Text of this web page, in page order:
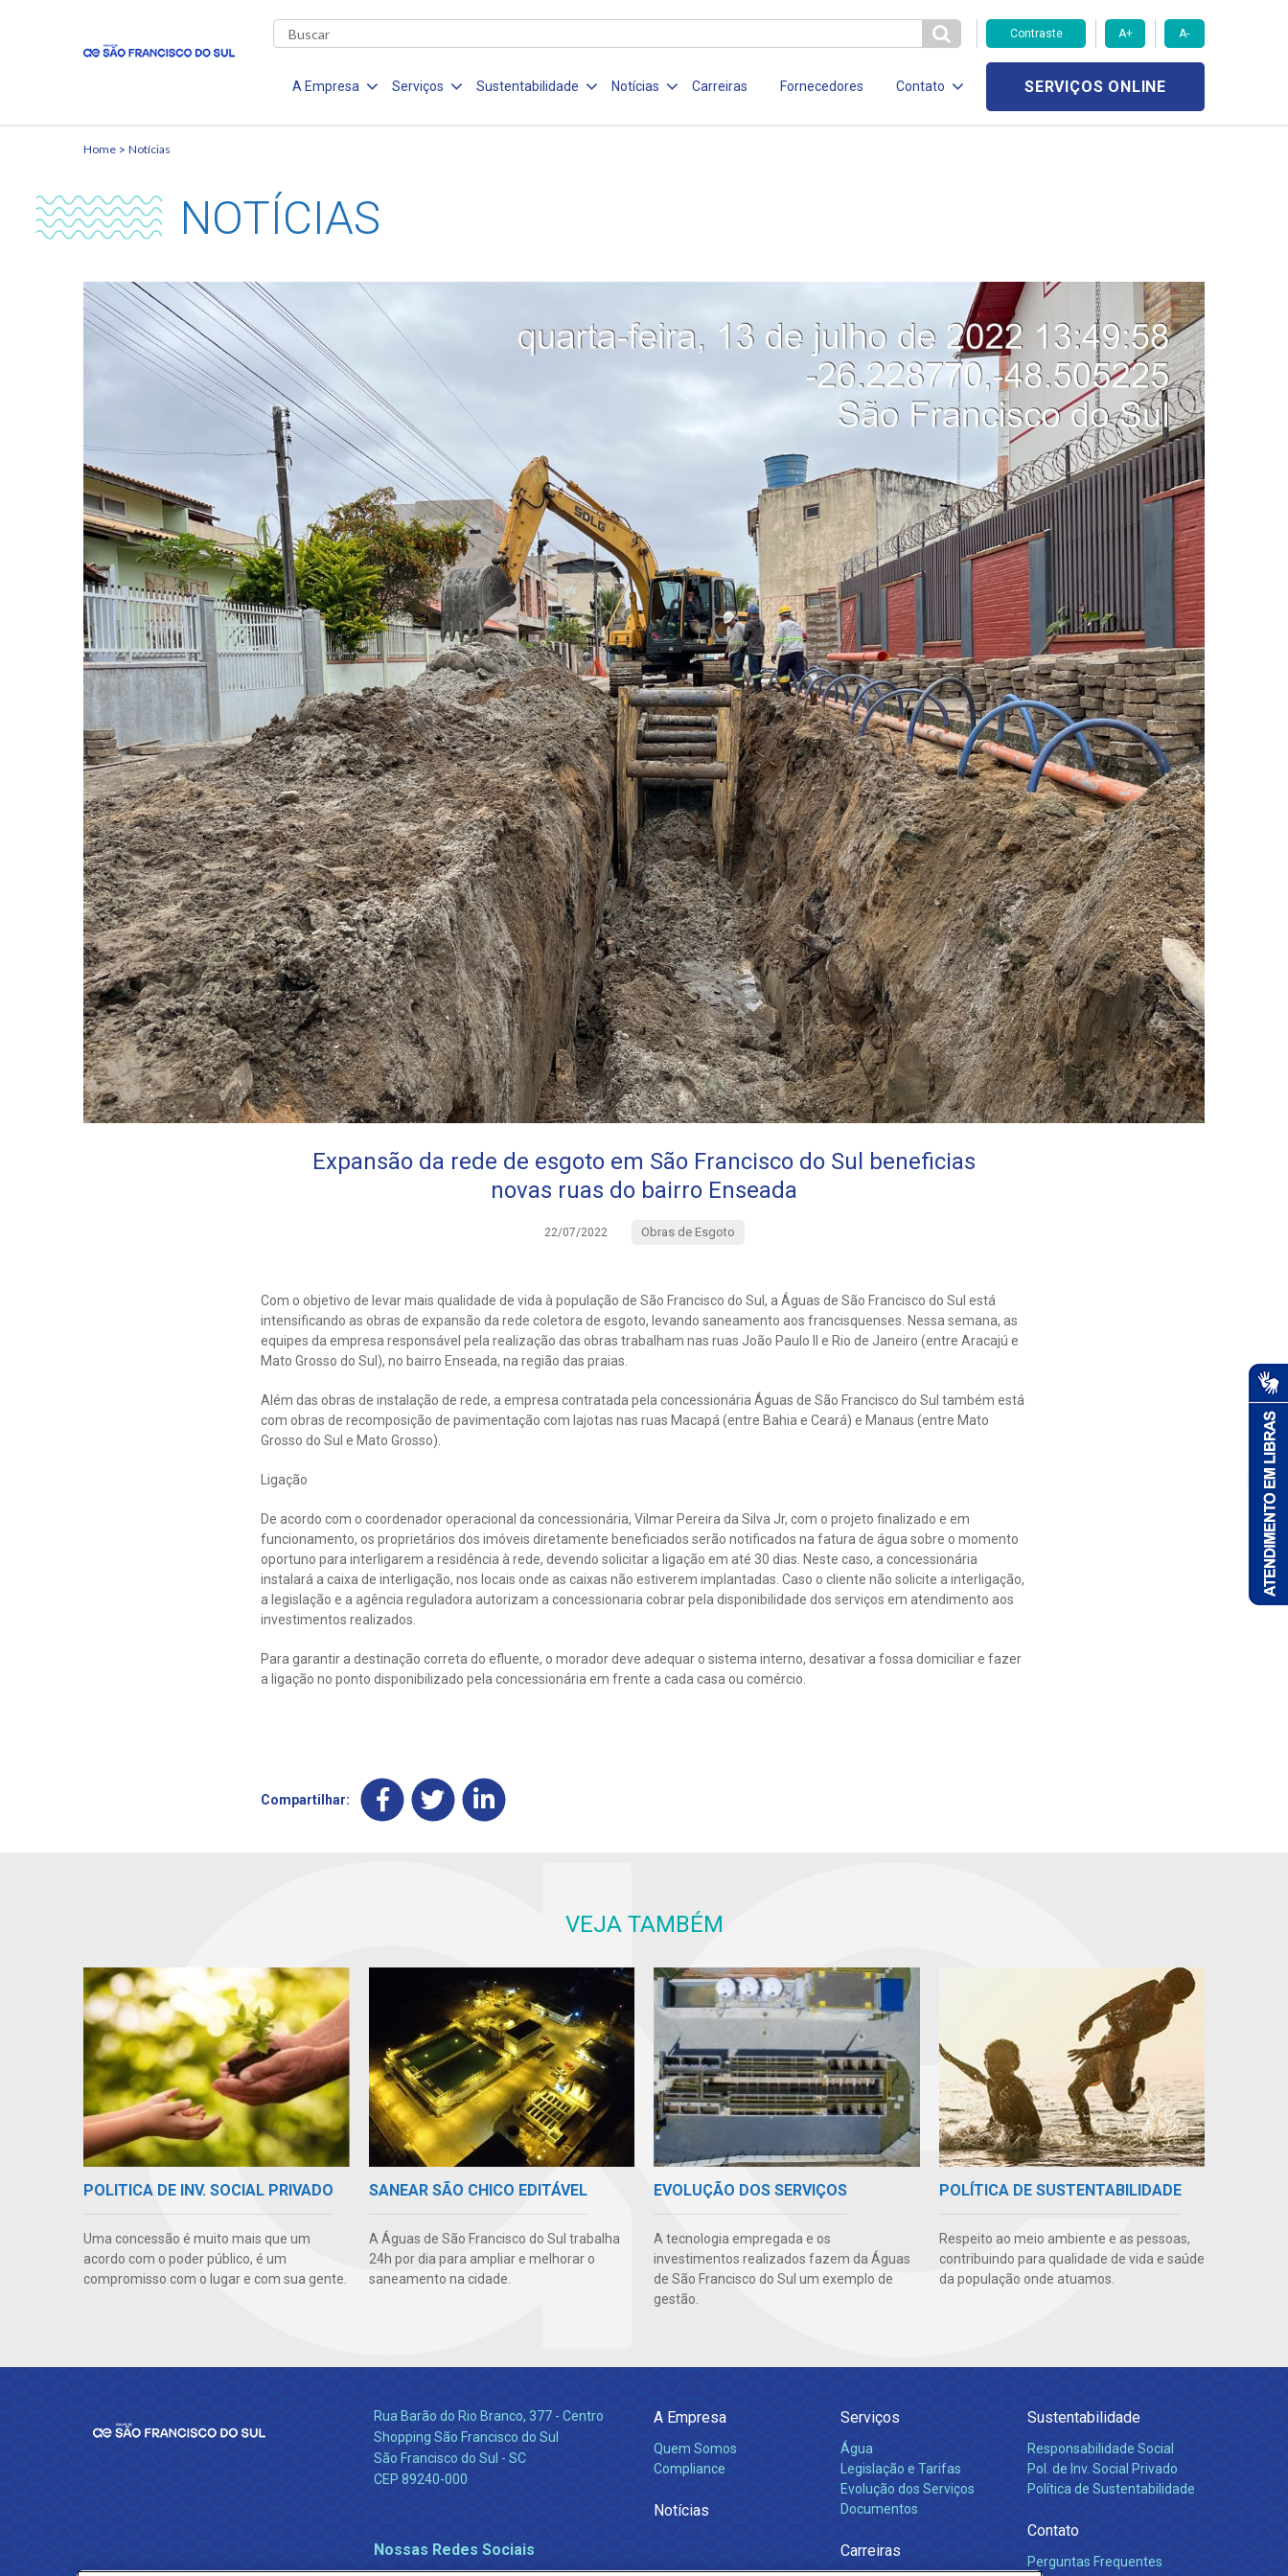
Contraste A+ A-
A Empresa Serviços Sustentabilidade Notícias Carreiras Fornecedores Contato SERVIÇOS ONLINE
Home Notícias
NOTÍCIAS
Expansão da rede de esgoto em São Francisco do Sul beneficias
novas ruas do bairro Enseada
22/07/2022 Obras de Esgoto
Com o objetivo de levar mais qualidade de vida à população de São Francisco do Sul, a Águas de São Francisco do Sul está
intensificando as obras de expansão da rede coletora de esgoto, levando saneamento aos francisquenses. Nessa semana, as
equipes da empresa responsável pela realização das obras trabalham nas ruas João Paulo II e Rio de Janeiro (entre Aracajú e
Mato Grosso do Sul), no bairro Enseada, na região das praias.
Além das obras de instalação de rede, a empresa contratada pela concessionária Águas de São Francisco do Sul também está
com obras de recomposição de pavimentação com lajotas nas ruas Macapá (entre Bahia e Ceará) e Manaus (entre Mato
Grosso do Sul e Mato Grosso).
Ligação
De acordo com o coordenador operacional da concessionária, Vilmar Pereira da Silva Jr, com o projeto finalizado e em
funcionamento, os proprietários dos imóveis diretamente beneficiados serão notificados na fatura de água sobre o momento
oportuno para interligarem a residência à rede, devendo solicitar a ligação em até 30 dias. Neste caso, a concessionária
instalará a caixa de interligação, nos locais onde as caixas não estiverem implantadas. Caso o cliente não solicite a interligação,
a legislação e a agência reguladora autorizam a concessionaria cobrar pela disponibilidade dos serviços em atendimento aos
investimentos realizados.
Para garantir a destinação correta do efluente, o morador deve adequar o sistema interno, desativar a fossa domiciliar e fazer
a ligação no ponto disponibilizado pela concessionária em frente a cada casa ou comércio.
Compartilhar:
VEJA TAMBÉM
POLITICA DE INV. SOCIAL PRIVADO
Uma concessão é muito mais que um
acordo com o poder público, é um
compromisso com o lugar e com sua gente.
SANEAR SÃO CHICO EDITÁVEL
A Águas de São Francisco do Sul trabalha
24h por dia para ampliar e melhorar o
saneamento na cidade.
EVOLUÇÃO DOS SERVIÇOS
A tecnologia empregada e os
investimentos realizados fazem da Águas
de São Francisco do Sul um exemplo de
gestão.
POLÍTICA DE SUSTENTABILIDADE
Respeito ao meio ambiente e as pessoas,
contribuindo para qualidade de vida e saúde
da população onde atuamos.
Rua Barão do Rio Branco, 377 - Centro
Shopping São Francisco do Sul
São Francisco do Sul - SC
CEP 89240-000
Nossas Redes Sociais
A Empresa
Quem Somos
Compliance
Notícias
Serviços
Água
Legislação e Tarifas
Evolução dos Serviços
Documentos
Carreiras
Sustentabilidade
Responsabilidade Social
Pol. de Inv. Social Privado
Política de Sustentabilidade
Contato
Perguntas Frequentes